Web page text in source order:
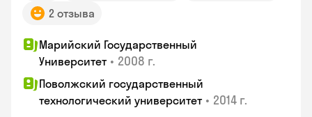
2 отзыва
Марийский Государственный
Университет • 2008 г.
Поволжский государственный
технологический университет • 2014 г.